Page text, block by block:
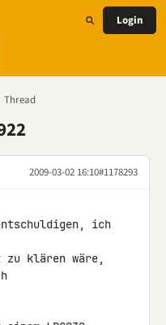
Login
Thread
2009-03-02 16:10#1178293
ich
klären wäre,